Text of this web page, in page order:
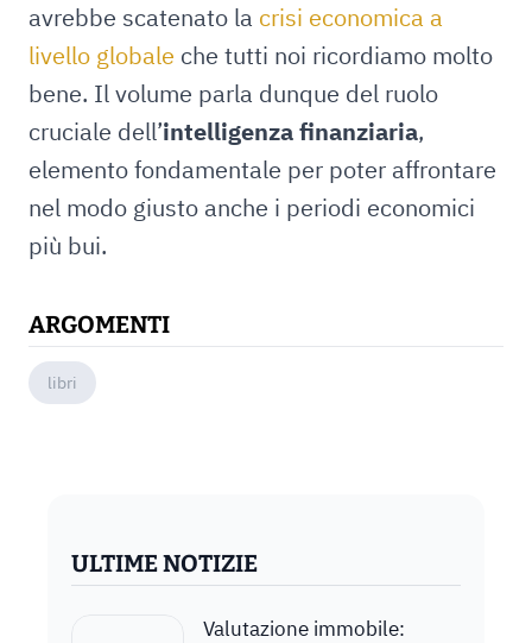
avrebbe scatenato la crisi economica a
livello globale che tutti noi ricordiamo molto
bene. Il volume parla dunque del ruolo
cruciale dell’intelligenza finanziaria,
elemento fondamentale per poter affrontare
nel modo giusto anche i periodi economici
più bui.
ARGOMENTI
libri
ULTIME NOTIZIE
Valutazione immobile: